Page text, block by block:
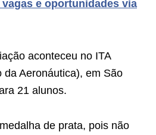
vagas e oportunidades via
aconteceu no ITA
da Aeronáutica), em São
21 alunos.
de prata, pois não